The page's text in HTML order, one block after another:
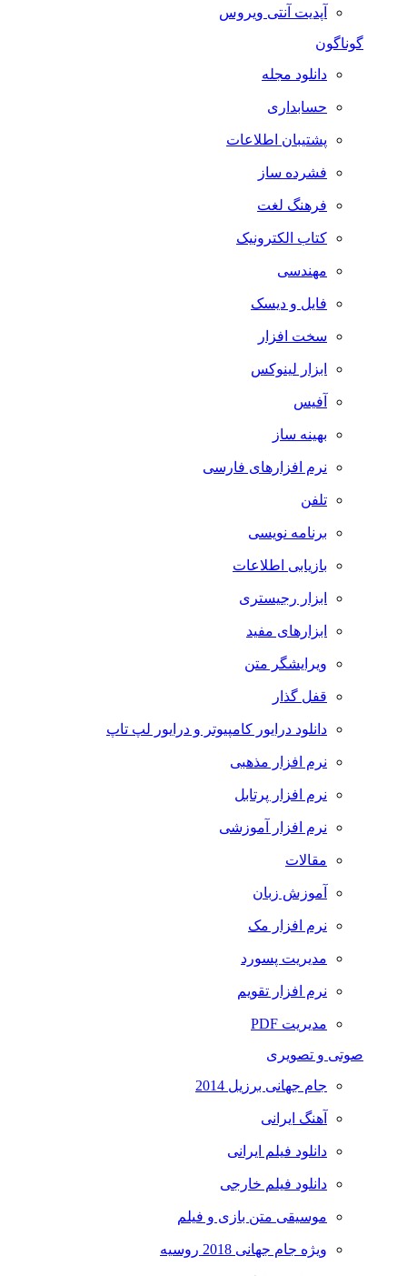
آپدیت آنتی ویروس
گوناگون
دانلود مجله
حسابداری
پشتیبان اطلاعات
فشرده ساز
فرهنگ لغت
کتاب الکترونیک
مهندسی
فایل و دیسک
سخت افزار
ابزار لینوکس
آفیس
بهینه ساز
نرم افزارهای فارسی
تلفن
برنامه نویسی
بازیابی اطلاعات
ابزار رجیستری
ابزارهای مفید
ویرایشگر متن
قفل گذار
دانلود درایور کامپیوتر و درایور لپ تاپ
نرم افزار مذهبی
نرم افزار پرتابل
نرم افزار آموزشی
مقالات
آموزش زبان
نرم افزار مک
مدیریت پسورد
نرم افزار تقویم
مدیریت PDF
صوتی و تصویری
جام جهانی برزیل 2014
آهنگ ایرانی
دانلود فیلم ایرانی
دانلود فیلم خارجی
موسیقی متن بازی و فیلم
ویژه جام جهانی 2018 روسیه